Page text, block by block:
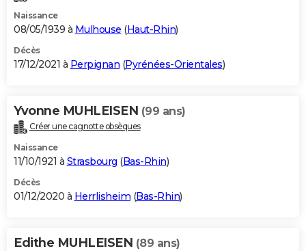
Naissance
08/05/1939 à Mulhouse (Haut-Rhin)
Décès
17/12/2021 à Perpignan (Pyrénées-Orientales)
Yvonne MUHLEISEN (99 ans)
Créer une cagnotte obsèques
Naissance
11/10/1921 à Strasbourg (Bas-Rhin)
Décès
01/12/2020 à Herrlisheim (Bas-Rhin)
Edithe MUHLEISEN (89 ans)